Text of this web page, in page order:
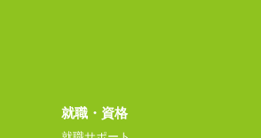
就職・資格